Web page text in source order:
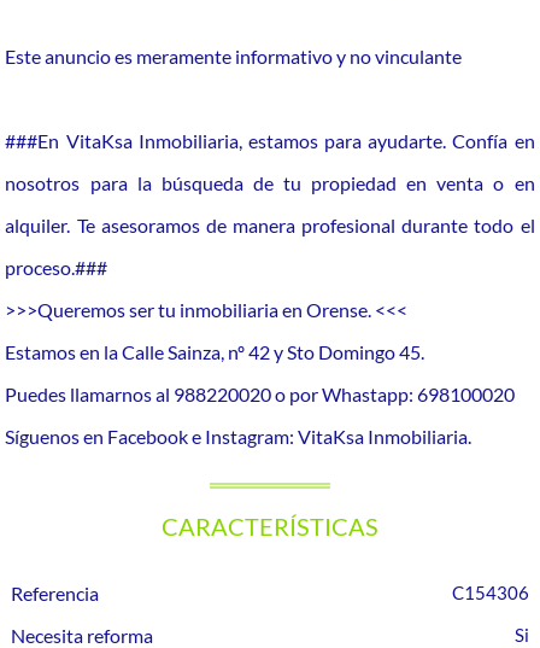
Este anuncio es meramente informativo y no vinculante
###En VitaKsa Inmobiliaria, estamos para ayudarte. Confía en
nosotros para la búsqueda de tu propiedad en venta o en
alquiler. Te asesoramos de manera profesional durante todo el
proceso.###
>>>Queremos ser tu inmobiliaria en Orense. <<<
Estamos en la Calle Sainza, nº 42 y Sto Domingo 45.
Puedes llamarnos al 988220020 o por Whastapp: 698100020
Síguenos en Facebook e Instagram: VitaKsa Inmobiliaria.
CARACTERÍSTICAS
Referencia C154306
Necesita reforma